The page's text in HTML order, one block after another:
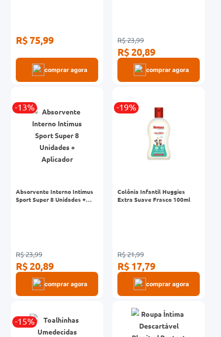
R$ 75,99
comprar agora
R$ 23,99
R$ 20,89
comprar agora
-13%
Absorvente Interno Intimus
Sport Super 8 Unidades +
R$ 23,99
R$ 20,89
comprar agora
-19%
Colônia Infantil Huggies
Extra Suave Frasco 100ml
R$ 21,99
R$ 17,79
comprar agora
-15%